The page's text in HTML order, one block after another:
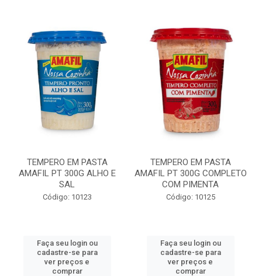
TEMPERO EM PASTA
AMAFIL PT 300G ALHO E
SAL
Código: 10123
Faça seu login ou
cadastre-se para
ver preços e
comprar
TEMPERO EM PASTA
AMAFIL PT 300G COMPLETO
COM PIMENTA
Código: 10125
Faça seu login ou
cadastre-se para
ver preços e
comprar